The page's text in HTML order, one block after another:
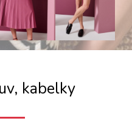
kabelky